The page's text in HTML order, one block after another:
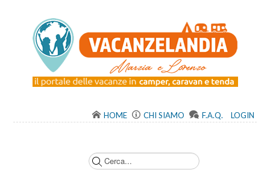
HOME CHI SIAMO F.A.Q. LOGIN